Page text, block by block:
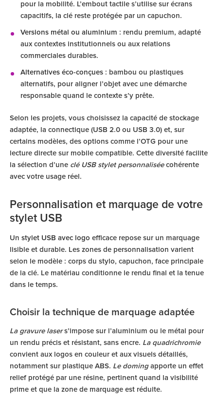
pour la mobilité. L’embout tactile s’utilise sur écrans
capacitifs, la clé reste protégée par un capuchon.
Versions métal ou aluminium : rendu premium, adapté
aux contextes institutionnels ou aux relations
commerciales durables.
Alternatives éco-conçues : bambou ou plastiques
alternatifs, pour aligner l’objet avec une démarche
responsable quand le contexte s’y prête.
Selon les projets, vous choisissez la capacité de stockage
adaptée, la connectique (USB 2.0 ou USB 3.0) et, sur
certains modèles, des options comme l’OTG pour une
lecture directe sur mobile compatible. Cette diversité facilite
la sélection d’une clé USB stylet personnaliséecohérente
avec votre usage réel.
Personnalisation et marquage de votre
stylet USB
Un stylet USB avec logo efficace repose sur un marquage
lisible et durable. Les zones de personnalisation varient
selon le modèle : corps du stylo, capuchon, face principale
de la clé. Le matériau conditionne le rendu final et la tenue
dans le temps.
Choisir la technique de marquage adaptée
La gravure lasers’impose sur l’aluminium ou le métal pour
un rendu précis et résistant, sans encre. La quadrichromie
convient aux logos en couleur et aux visuels détaillés,
notamment sur plastique ABS. Le domingapporte un effet
relief protégé par une résine, pertinent quand la visibilité
prime et que la zone de marquage est réduite.